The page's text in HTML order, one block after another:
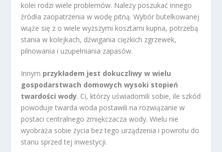
kolei rodzi wiele problemów. Należy poszukać innego
źródła zaopatrzenia w wodę pitną. Wybór butelkowanej
wiąże się z o wiele wyższymi kosztami kupna, potrzebą
stania w kolejkach, dźwigania ciężkich zgrzewek,
pilnowania i uzupełniania zapasów.
Innym przykładem jest dokuczliwy w wielu
gospodarstwach domowych wysoki stopień
twardości wody. Ci, którzy uświadomili sobie, ile szkód
powoduje twarda woda postawili na rozwiązanie w
postaci centralnego zmiękczacza wody. Wielu nie
wyobraża sobie życia bez tego urządzenia i powrotu do
stanu sprzed tej inwestycji.